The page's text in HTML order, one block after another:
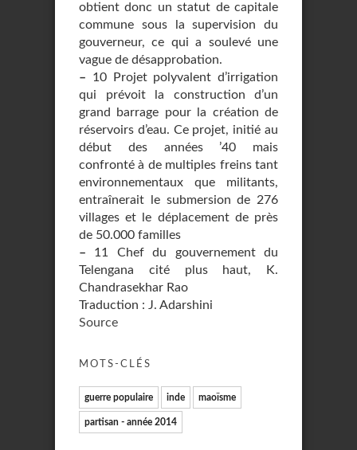
obtient donc un statut de capitale
commune sous la supervision du
gouverneur, ce qui a soulevé une
vague de désapprobation.
– 10 Projet polyvalent d’irrigation
qui prévoit la construction d’un
grand barrage pour la création de
réservoirs d’eau. Ce projet, initié au
début des années ’40 mais
confronté à de multiples freins tant
environnementaux que militants,
entraînerait le submersion de 276
villages et le déplacement de près
de 50.000 familles
– 11 Chef du gouvernement du
Telengana cité plus haut, K.
Chandrasekhar Rao
Traduction : J. Adarshini
Source
MOTS-CLÉS
guerre populaire inde maoïsme
partisan - année 2014